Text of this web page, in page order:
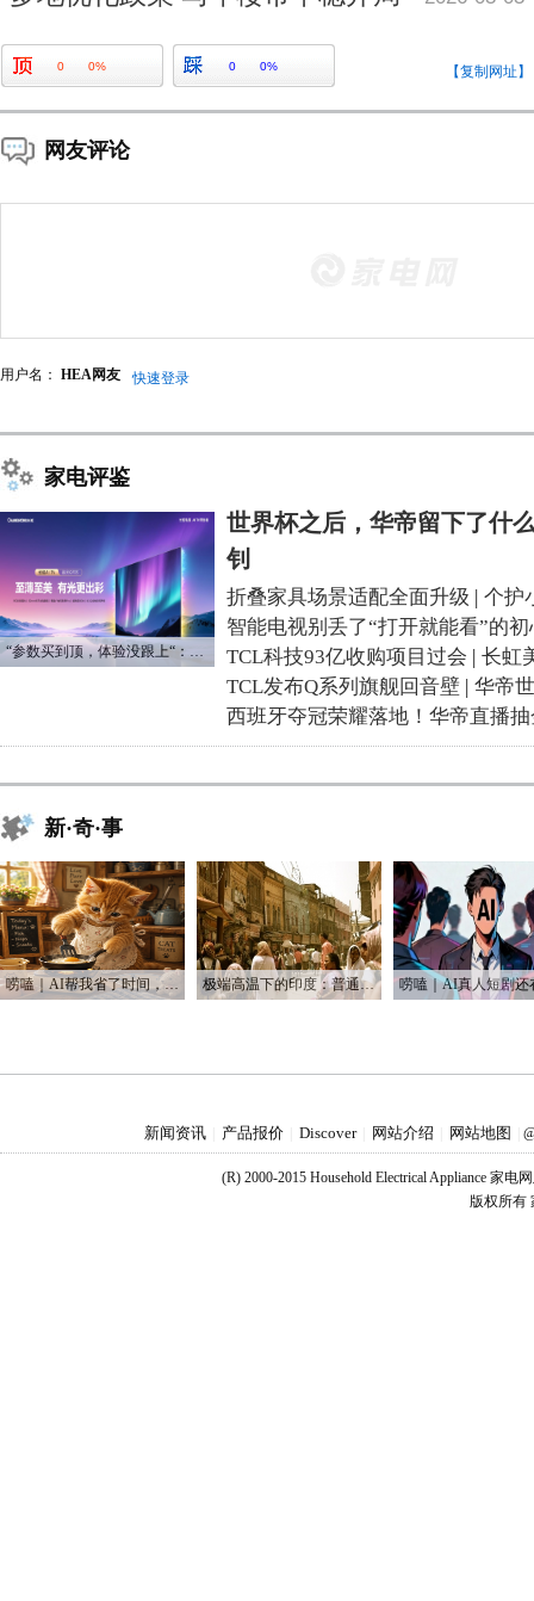
0 0% 0 0% 【复制网址】
网友评论
用户名： HEA网友 快速登录
家电评鉴
“参数买到顶，体验没跟上“：长虹追光Q70S给高端电视打了个样
世界杯之后，华帝留下了什
钊
折叠家具场景适配全面升级 | 个护
智能电视别丢了“打开就能看”的初
TCL科技93亿收购项目过会 | 长虹
TCL发布Q系列旗舰回音壁 | 华帝
西班牙夺冠荣耀落地！华帝直播
新·奇·事
唠嗑｜AI帮我省了时间，也帮我烧光了Token 极端高温下的印度：普通人用不起空调 富人却被空调“炸到”
新闻资讯 产品报价 Discover 网站介绍 网站地图
(R) 2000-2015 Household Electrical Appliance 家电
版权所有